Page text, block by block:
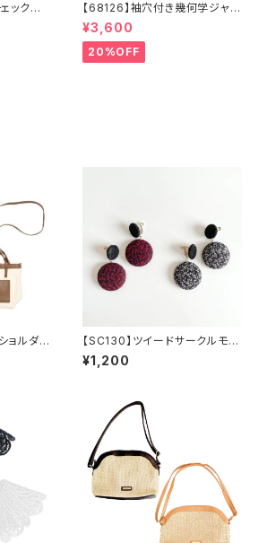
ックスト
ー 防
千鳥
メル
ステ
【68126】袖穴付き幾何学ジャガ
ードストール【送料無料】袖付き
ストール ジャガード織り リバ
ーシブル 幾何学柄 防寒 フ
リンジ 秋冬 羽織 ポンチ
¥3,600
20%OFF
ョルダ
ドバッ
グ 綿
【SC130】ツイードサークルモチ
ーフイヤリング【送料無料】秋冬
アクセ サークルイヤリング
ブラック ブラックアクセ ボリ
ュームアクセ 大ぶりあクセ
大ぶりアクセ アクセサリー
¥1,200